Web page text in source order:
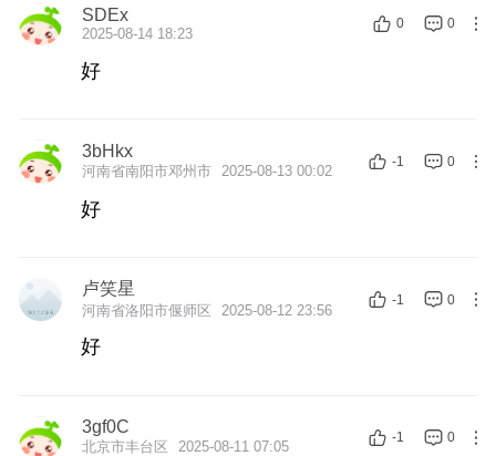
SDEx
2025-08-14 18:23
0 0
好
3bHkx
河南省南阳市邓州市 2025-08-13 00:02
-1 0
好
卢笑星
河南省洛阳市偃师区 2025-08-12 23:56
-1 0
好
3gf0C
北京市丰台区 2025-08-11 07:05
-1 0